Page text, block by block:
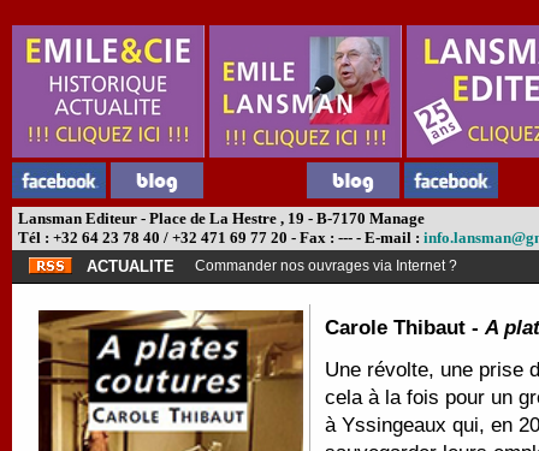
Lansman Editeur - Place de La Hestre , 19 - B-7170 Manage
Tél : +32 64 23 78 40 / +32 471 69 77 20 - Fax : --- - E-mail :
ACTUALITE
Commander nos ouvrages via Internet ?
Carole Thibaut -A
Une révolte, une prise
cela à la fois pour un
à Yssingeaux qui, en